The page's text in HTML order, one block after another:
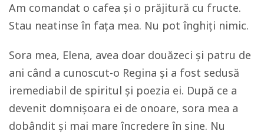
Am comandat o cafea și o prăjitură cu fructe.
Stau neatinse în fața mea. Nu pot înghiți nimic.
Sora mea, Elena, avea doar douăzeci și patru de
ani când a cunoscut-o Regina și a fost sedusă
iremediabil de spiritul și poezia ei. După ce a
devenit domnișoara ei de onoare, sora mea a
dobândit și mai mare încredere în sine. Nu